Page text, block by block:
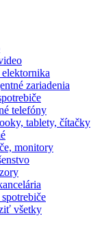
zariadenia
telefóny
tablety, čítačky
monitory
všetky